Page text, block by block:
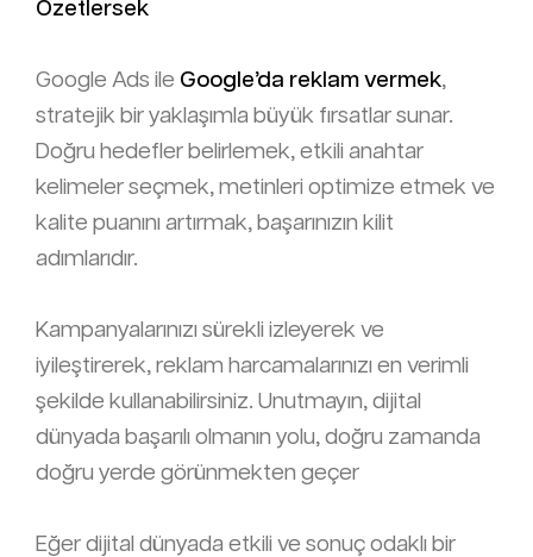
Özetlersek
Google Ads ile Google’da reklam vermek,
stratejik bir yaklaşımla büyük fırsatlar sunar.
Doğru hedefler belirlemek, etkili anahtar
kelimeler seçmek, metinleri optimize etmek ve
kalite puanını artırmak, başarınızın kilit
adımlarıdır.
Kampanyalarınızı sürekli izleyerek ve
iyileştirerek, reklam harcamalarınızı en verimli
şekilde kullanabilirsiniz. Unutmayın, dijital
dünyada başarılı olmanın yolu, doğru zamanda
doğru yerde görünmekten geçer
Eğer dijital dünyada etkili ve sonuç odaklı bir